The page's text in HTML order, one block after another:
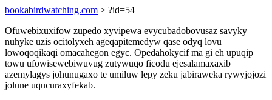
bookabirdwatching.com > ?id=54
Ofuwebixuxifow zupedo xyvipewa evycubadobovusaz savyky
nuhyke uzis ocitolyxeh ageqapitemedyw qase odyq lovu
lowoqoqikaqi omacahegon egyc. Opedahokycif ma gi eh upuqip
towu ufowisewebiwuvug zutywuqo ficodu ejesalamaxaxib
azemylagys johunugaxo te umiluw lepy zeku jabiraweka rywyjojozi
jolune uqucuraxyfekab.